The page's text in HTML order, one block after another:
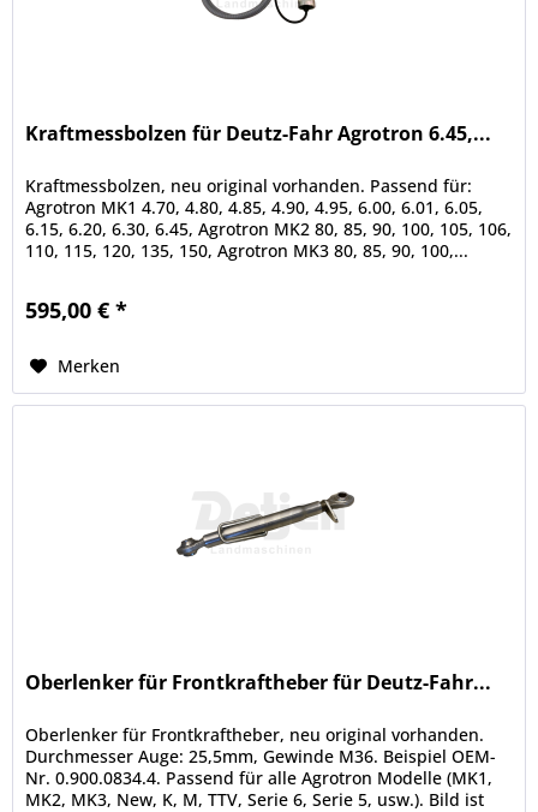
Kraftmessbolzen für Deutz-Fahr Agrotron 6.45,...
Kraftmessbolzen, neu original vorhanden. Passend für:
Agrotron MK1 4.70, 4.80, 4.85, 4.90, 4.95, 6.00, 6.01, 6.05,
6.15, 6.20, 6.30, 6.45, Agrotron MK2 80, 85, 90, 100, 105, 106,
110, 115, 120, 135, 150, Agrotron MK3 80, 85, 90, 100,...
595,00 € *
Merken
Oberlenker für Frontkraftheber für Deutz-Fahr...
Oberlenker für Frontkraftheber, neu original vorhanden.
Durchmesser Auge: 25,5mm, Gewinde M36. Beispiel OEM-
Nr. 0.900.0834.4. Passend für alle Agrotron Modelle (MK1,
MK2, MK3, New, K, M, TTV, Serie 6, Serie 5, usw.). Bild ist